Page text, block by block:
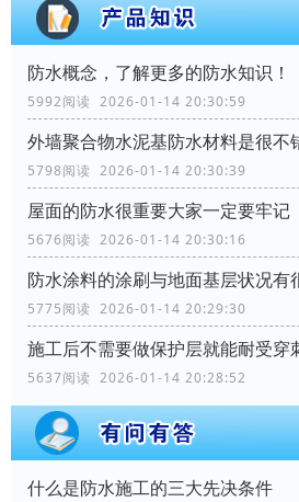
防水概念，了解更多的防水知识！
5992阅读 2026-01-14 20:30:59
外墙聚合物水泥基防水材料是很不
5798阅读 2026-01-14 20:30:39
屋面的防水很重要大家一定要牢记
5676阅读 2026-01-14 20:30:16
防水涂料的涂刷与地面基层状况有
5775阅读 2026-01-14 20:29:30
施工后不需要做保护层就能耐受穿
5637阅读 2026-01-14 20:28:52
什么是防水施工的三大先决条件